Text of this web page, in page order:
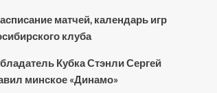
матчей, календарь игр
клуба
Кубка Стэнли Сергей
минское «Динамо»